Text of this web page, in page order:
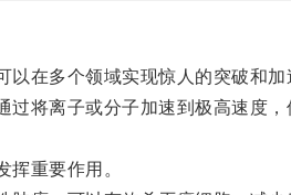
在多个领域实现惊人的突破和加
离子或分子加速到极高速度，
重要作用。